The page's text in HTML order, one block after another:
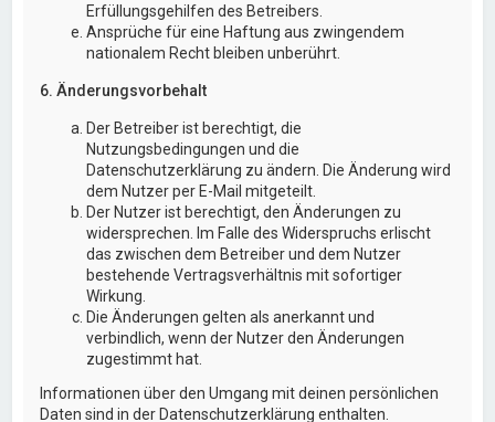
Erfüllungsgehilfen des Betreibers.
Ansprüche für eine Haftung aus zwingendem
nationalem Recht bleiben unberührt.
6. Änderungsvorbehalt
Der Betreiber ist berechtigt, die
Nutzungsbedingungen und die
Datenschutzerklärung zu ändern. Die Änderung wird
dem Nutzer per E-Mail mitgeteilt.
Der Nutzer ist berechtigt, den Änderungen zu
widersprechen. Im Falle des Widerspruchs erlischt
das zwischen dem Betreiber und dem Nutzer
bestehende Vertragsverhältnis mit sofortiger
Wirkung.
Die Änderungen gelten als anerkannt und
verbindlich, wenn der Nutzer den Änderungen
zugestimmt hat.
Informationen über den Umgang mit deinen persönlichen
Daten sind in der Datenschutzerklärung enthalten.